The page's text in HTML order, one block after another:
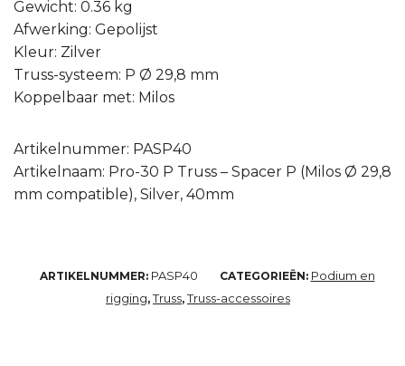
Gewicht: 0.36 kg
Afwerking: Gepolijst
Kleur: Zilver
Truss-systeem: P Ø 29,8 mm
Koppelbaar met: Milos
Artikelnummer: PASP40
Artikelnaam: Pro-30 P Truss – Spacer P (Milos Ø 29,8
mm compatible), Silver, 40mm
ARTIKELNUMMER: PASP40 CATEGORIEËN: Podium en
rigging,Truss,Truss-accessoires